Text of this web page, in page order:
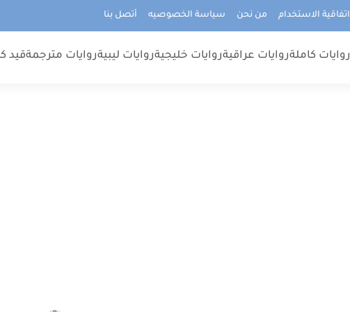
اتفاقية الاستخدام من نحن سياسة الخصوصيه أتصل بنا
روايات كاملةروايات عراقيةروايات خليجيةروايات ليبيةروايات مترجمةقيد